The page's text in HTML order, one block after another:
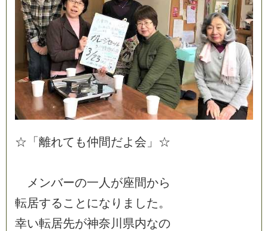
☆ 「 離れて も仲間だよ会 」 ☆
メ ンバーの一 人 が座間から
転居するこ と にな り ま した。
幸い転居先が神奈 川 県内なの